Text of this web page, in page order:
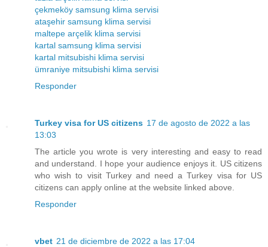
çekmeköy samsung klima servisi
ataşehir samsung klima servisi
maltepe arçelik klima servisi
kartal samsung klima servisi
kartal mitsubishi klima servisi
ümraniye mitsubishi klima servisi
Responder
Turkey visa for US citizens 17 de agosto de 2022 a las
13:03
The article you wrote is very interesting and easy to read
and understand. I hope your audience enjoys it. US citizens
who wish to visit Turkey and need a Turkey visa for US
citizens can apply online at the website linked above.
Responder
vbet 21 de diciembre de 2022 a las 17:04